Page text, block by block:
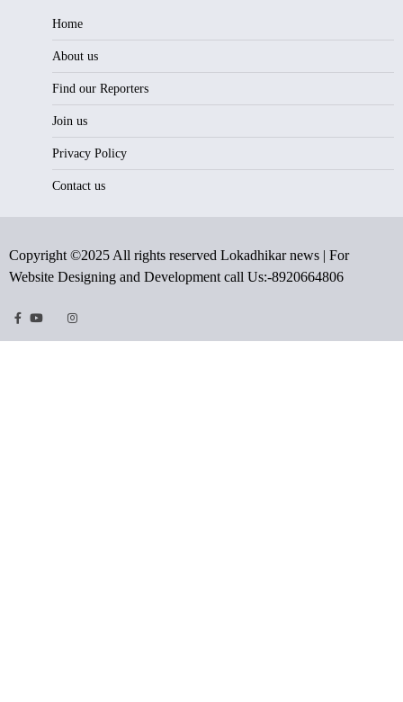
Home
About us
Find our Reporters
Join us
Privacy Policy
Contact us
Copyright ©2025 All rights reserved Lokadhikar news | For
Website Designing and Development call Us:-8920664806
Facebook
Youtube
TwitterInstragram